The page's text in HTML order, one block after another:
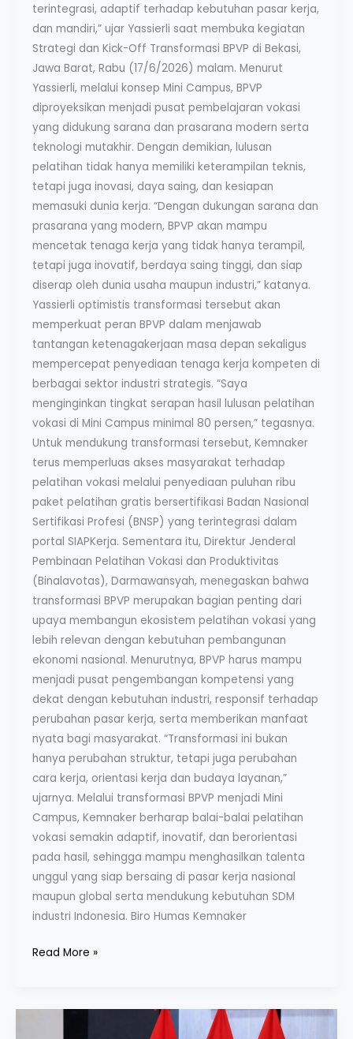
terintegrasi, adaptif terhadap kebutuhan pasar kerja,
dan mandiri,” ujar Yassierli saat membuka kegiatan
Strategi dan Kick-Off Transformasi BPVP di Bekasi,
Jawa Barat, Rabu (17/6/2026) malam. Menurut
Yassierli, melalui konsep Mini Campus, BPVP
diproyeksikan menjadi pusat pembelajaran vokasi
yang didukung sarana dan prasarana modern serta
teknologi mutakhir. Dengan demikian, lulusan
pelatihan tidak hanya memiliki keterampilan teknis,
tetapi juga inovasi, daya saing, dan kesiapan
memasuki dunia kerja. “Dengan dukungan sarana dan
prasarana yang modern, BPVP akan mampu
mencetak tenaga kerja yang tidak hanya terampil,
tetapi juga inovatif, berdaya saing tinggi, dan siap
diserap oleh dunia usaha maupun industri,” katanya.
Yassierli optimistis transformasi tersebut akan
memperkuat peran BPVP dalam menjawab
tantangan ketenagakerjaan masa depan sekaligus
mempercepat penyediaan tenaga kerja kompeten di
berbagai sektor industri strategis. “Saya
menginginkan tingkat serapan hasil lulusan pelatihan
vokasi di Mini Campus minimal 80 persen,” tegasnya.
Untuk mendukung transformasi tersebut, Kemnaker
terus memperluas akses masyarakat terhadap
pelatihan vokasi melalui penyediaan puluhan ribu
paket pelatihan gratis bersertifikasi Badan Nasional
Sertifikasi Profesi (BNSP) yang terintegrasi dalam
portal SIAPKerja. Sementara itu, Direktur Jenderal
Pembinaan Pelatihan Vokasi dan Produktivitas
(Binalavotas), Darmawansyah, menegaskan bahwa
transformasi BPVP merupakan bagian penting dari
upaya membangun ekosistem pelatihan vokasi yang
lebih relevan dengan kebutuhan pembangunan
ekonomi nasional. Menurutnya, BPVP harus mampu
menjadi pusat pengembangan kompetensi yang
dekat dengan kebutuhan industri, responsif terhadap
perubahan pasar kerja, serta memberikan manfaat
nyata bagi masyarakat. “Transformasi ini bukan
hanya perubahan struktur, tetapi juga perubahan
cara kerja, orientasi kerja dan budaya layanan,”
ujarnya. Melalui transformasi BPVP menjadi Mini
Campus, Kemnaker berharap balai-balai pelatihan
vokasi semakin adaptif, inovatif, dan berorientasi
pada hasil, sehingga mampu menghasilkan talenta
unggul yang siap bersaing di pasar kerja nasional
maupun global serta mendukung kebutuhan SDM
industri Indonesia. Biro Humas Kemnaker
Read More »